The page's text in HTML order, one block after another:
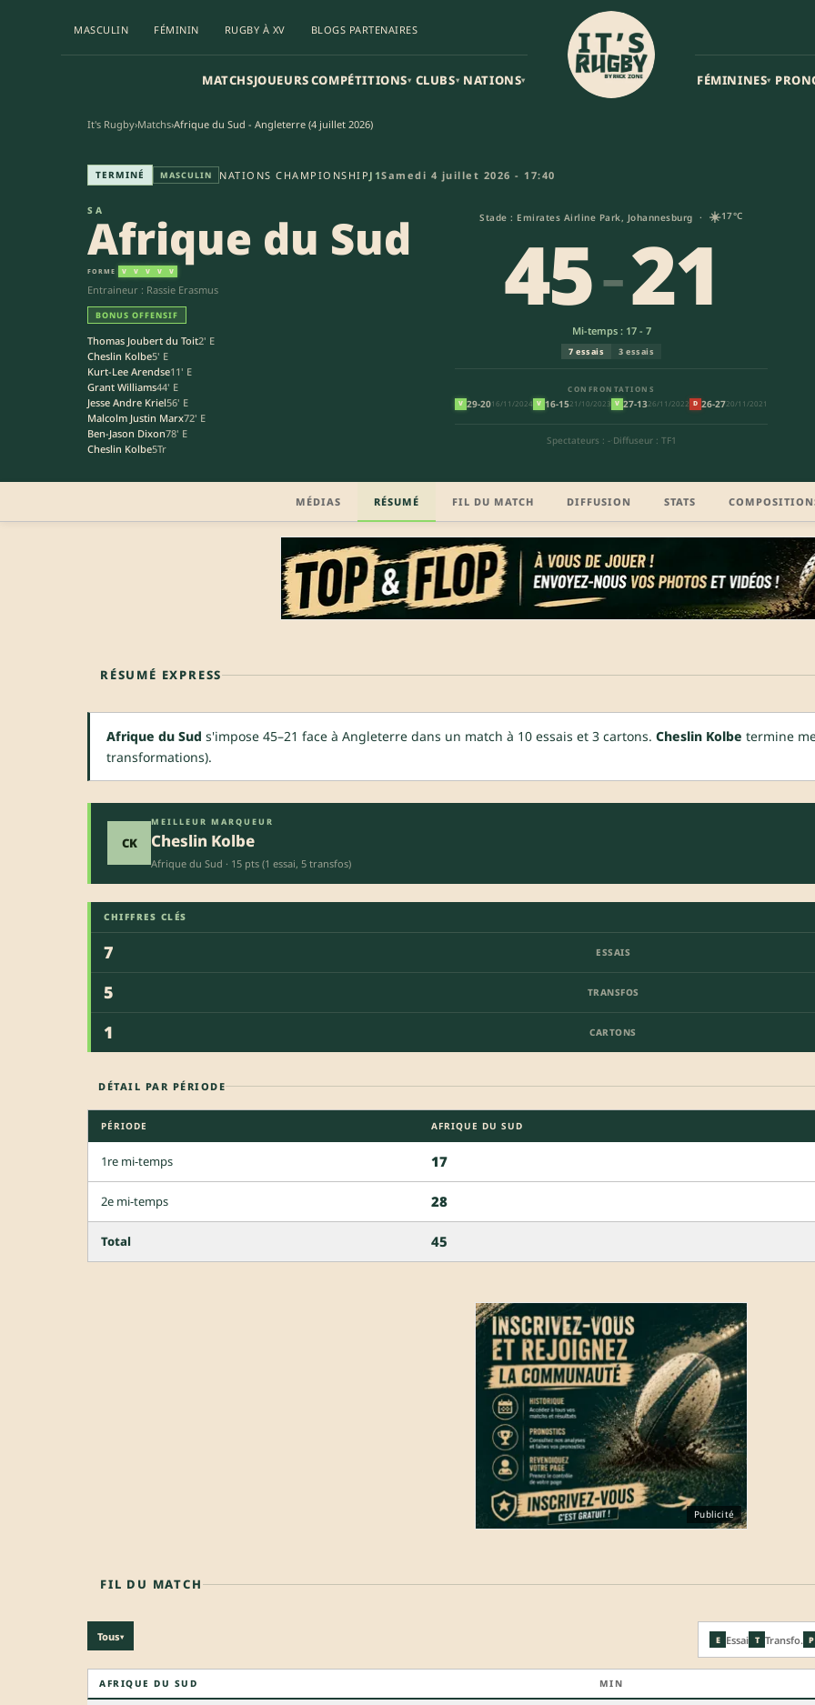
MASCULIN FÉMININ RUGBY À XV BLOGS PARTENAIRES
MATCHSJOUEURSCOMPÉTITIONS▾ CLUBS▾ NATIONS▾ FÉMININES▾
It's Rugby›Matchs›Afrique du Sud - Angleterre (4 juillet 2026)
Afrique du Sud - Angleterre (45-21) | Nations Championship
TERMINÉ MASCULIN NATIONS CHAMPIONSHIP J1Samedi 4 juillet 2026 - 17:40
SA
Afrique du Sud
FORME V V V V V
Entraineur : Rassie Erasmus
BONUS OFFENSIF
Thomas Joubert du Toit2' E
Cheslin Kolbe5' E
Kurt-Lee Arendse11' E
Grant Williams44' E
Jesse Andre Kriel56' E
Malcolm Justin Marx72' E
Ben-Jason Dixon78' E
Cheslin Kolbe5Tr
Stade : Emirates Airline Park, Johannesburg · ☀️17°C
45-21
Mi-temps : 17 - 7
7 essais 3 essais
CONFRONTATIONS
V 29-2016/11/2024 V 16-1521/10/2023 V 27-1326/11/2022 D 26-2720/11/2021
Spectateurs : -·Diffuseur : TF1
MÉDIAS RÉSUMÉ FIL DU MATCH DIFFUSION STATS
RÉSUMÉ EXPRESS
Afrique du Sud s'impose 45–21 face à Angleterre dans un match à 10 essais et 3 cartons. Cheslin Kolbe termine
transformations).
CK
MEILLEUR MARQUEUR
Cheslin Kolbe
Afrique du Sud · 15 pts (1 essai, 5 transfos)
CHIFFRES CLÉS
7 ESSAIS
5 TRANSFOS
1 CARTONS
DÉTAIL PAR PÉRIODE
PÉRIODE AFRIQUE DU SUD
1re mi-temps 17
2e mi-temps 28
Total 45
Publicité
FIL DU MATCH
Tous▾ E Essai T Transfo. P
AFRIQUE DU SUD MIN